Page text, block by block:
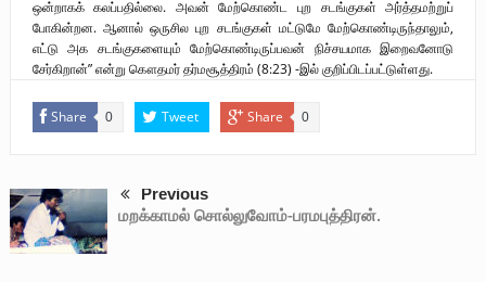
ஒன்றாகக் கலப்பதில்லை. அவன் மேற்கொண்ட புற சடங்குகள் அர்த்தமற்றுப்
போகின்றன. ஆனால் ஒருசில புற சடங்குகள் மட்டுமே மேற்கொண்டிருந்தாலும்,
எட்டு அக சடங்குகளையும் மேற்கொண்டிருப்பவன் நிச்சயமாக இறைவனோடு
சேர்கிறான்” என்று கௌதமர் தர்மசூத்திரம் (8:23) -இல் குறிப்பிடப்பட்டுள்ளது.
Share 0 Tweet Share 0
Previous
மறக்காமல் சொல்லுவோம்-பரமபுத்திரன்.